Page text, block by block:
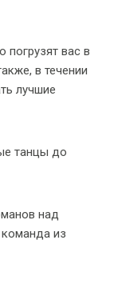
погрузят вас в
в течении
лучшие
танцы до
над
из